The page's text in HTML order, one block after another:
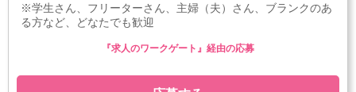
※学生さん、フリーターさん、主婦（夫）さん、ブランクのあ
る方など、どなたでも歓迎
『求人のワークゲート』経由の応募